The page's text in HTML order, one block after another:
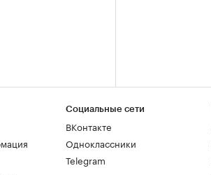
Социальные сети
ВКонтакте
Одноклассники
Telegram